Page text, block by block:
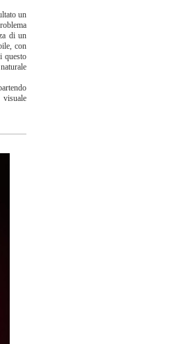
un
di un
con
questo
visuale